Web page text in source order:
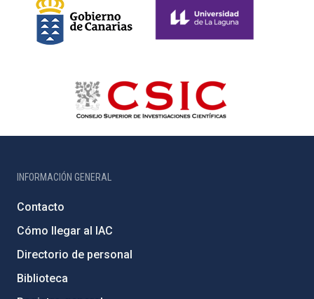
INFORMACIÓN GENERAL
Contacto
Cómo llegar al IAC
Directorio de personal
Biblioteca